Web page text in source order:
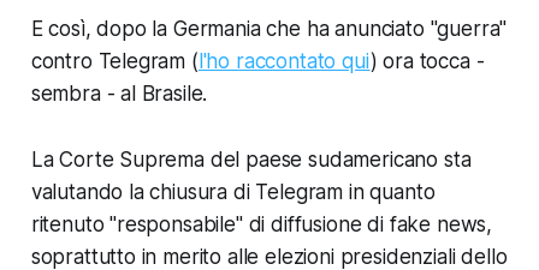
E così, dopo la Germania che ha anunciato "guerra"
contro Telegram (l'ho raccontato qui) ora tocca -
sembra - al Brasile.
La Corte Suprema del paese sudamericano sta
valutando la chiusura di Telegram in quanto
ritenuto "responsabile" di diffusione di fake news,
soprattutto in merito alle elezioni presidenziali dello